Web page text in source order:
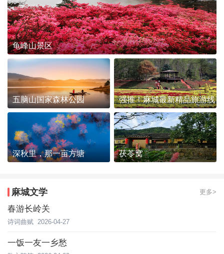
龟峰山景区
五脑山国家森林公园 强推！麻城最新精品旅游线
路发布~
深秋里，那一亩方塘 茯苓窝
麻城文学 更多>
春游长岭关
诗词曲赋 2026-04-27
一饭一友一乡愁